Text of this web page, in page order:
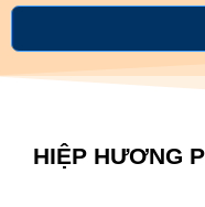
HIỆP HƯƠNG